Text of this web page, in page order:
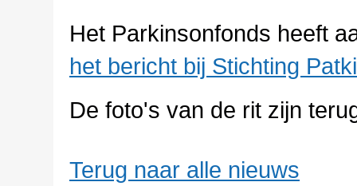
Het Parkinsonfonds heeft
het bericht bij Stichting
De foto's van de rit zijn
Terug naar alle nieuws